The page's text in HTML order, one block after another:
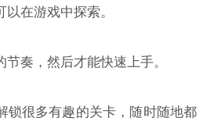
在游戏中探索。
奏，然后才能快速上手。
锁很多有趣的关卡，随时随地都